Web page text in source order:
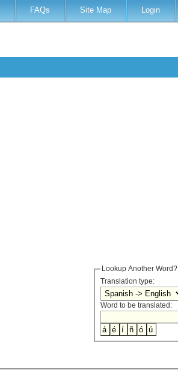
FAQs Site Map Login
Lookup Another Word?
Translation type:
Word to be translated: